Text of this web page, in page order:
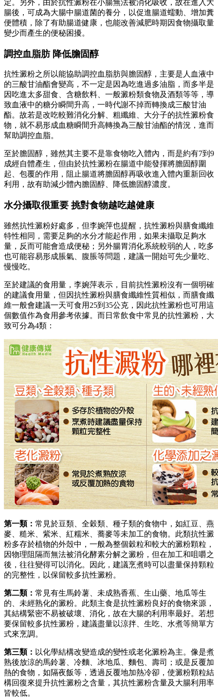
定。另外，由於抗性澱粉在小腸無法被消化吸收，故在進入大
腸後，可成為大腸中腸道菌的養分，以促進腸道蠕動、增加糞
便體積，除了有助腸道健康，也能改善減肥時期因食物攝取量
變少而產生的便秘困擾。
調控血脂肪 降低膽固醇
抗性澱粉之所以能協助調控血脂肪與膽固醇，主要是人血液中
的三酸甘油酯會變高，不一定是因為吃進過多油脂，而多半是
因吃進太多甜食、含糖飲料、一般澱粉類食物及酒類等等，導
致血液中的糖分瞬間升高，一時代謝不掉而轉換成三酸甘油
酯。故若是改吃較難消化分解、粗纖維、大分子的抗性澱粉食
物，就不易形成血糖瞬間升高轉換為三酸甘油酯的情況，進而
幫助調控血脂。
至於膽固醇，雖然其主要不是靠食物吃入體內，而是約有7到9
成經自體產生，但由於抗性澱粉在腸道中能發揮將膽固醇圍
起、包覆的作用，阻止腸道將膽固醇再吸收進入體內重新回收
利用，故有助減少體內膽固醇、降低膽固醇濃度。
水分攝取很重要 挑對食物越吃越健康
雖然抗性澱粉好處多，但李婉萍也提醒，抗性澱粉與膳食纖維
特性相同，需要足夠的水分才能起作用，如果未攝取足夠水
量，反而可能會造成便秘；另外腸胃消化系統較弱的人，吃多
也可能容易形成脹氣、腹脹等問題，建議一開始可先少量吃、
慢慢吃。
至於建議的食用量，李婉萍表示，目前抗性澱粉沒有一個明確
的建議食用量，但因抗性澱粉與膳食纖維性質相似，而膳食纖
維一般會建議一天可食用25到35公克，因此抗性澱粉也可用這
個數值作為食用參考依據。而日常飲食中常見的抗性澱粉，大
致可分為4類：
第一類： 常見於豆類、全穀類、種子類的食物中，如紅豆、燕
麥、糙米、紫米、紅糯米、蕎麥等未加工的食物。此類抗性澱
粉多存於植物的外殼中，一般為整個穀粒和較大的澱粉顆粒，
因物理阻隔而無法被消化酵素分解之澱粉，但在加工和咀嚼之
後，往往變得可以消化。因此，建議烹煮時可以盡量保持顆粒
的完整性，以保留較多抗性澱粉。
第二類： 常見有生馬鈴薯、未成熟香蕉、生山藥、地瓜等生
的、未經熟化的澱粉。此類主食是抗性澱粉良好的食物來源，
其結構緊密不易被破壞、消化，故在大腸的利用率最好。若想
要保留較多抗性澱粉，建議盡量以涼拌、生吃、水煮等簡單方
式來烹調。
第三類： 以化學結構改變造成的變性或老化澱粉為主。像是煮
熟後放涼的馬鈴薯、冷麵、冰地瓜、麵包、壽司；或是反覆加
熱的食物，如隔夜飯等，透過反覆地加熱冷卻，使澱粉顆粒結
構回復來提升抗性澱粉之含量，其抗性澱粉含量及大腸利用率
皆較低。